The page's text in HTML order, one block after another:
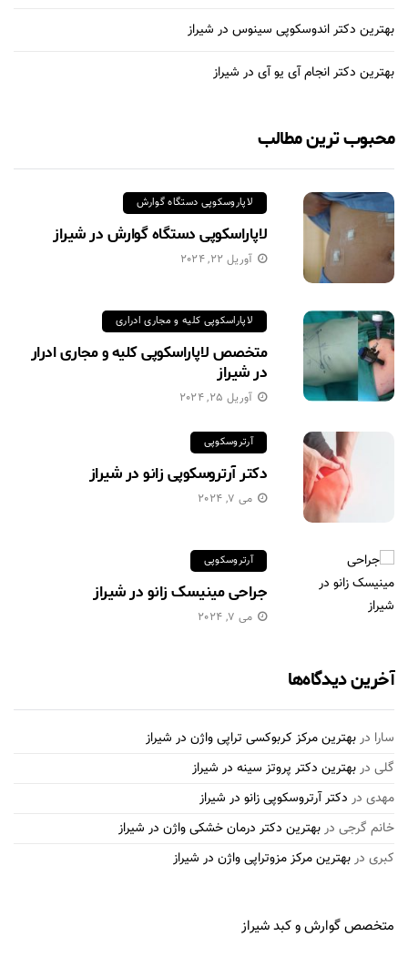
بهترین دکتر اندوسکوپی سینوس در شیراز
بهترین دکتر انجام آی یو آی در شیراز
محبوب ترین مطالب
لاپاروسکوپی دستگاه گوارش
لاپاراسکوپی دستگاه گوارش در شیراز
آوریل 22, 2024
لاپاراسکوپی کلیه و مجاری ادراری
متخصص لاپاراسکوپی کلیه و مجاری ادرار
در شیراز
آوریل 25, 2024
آرتروسکوپی
دکتر آرتروسکوپی زانو در شیراز
می 7, 2024
آرتروسکوپی
جراحی مینیسک زانو در شیراز
می 7, 2024
آخرین دیدگاه‌ها
سارا دربهترین مرکز کربوکسی تراپی واژن در شیراز
گلی دربهترین دکتر پروتز سینه در شیراز
مهدی در دکتر آرتروسکوپی زانو در شیراز
خانم گرجی دربهترین دکتر درمان خشکی واژن در شیراز
کبری دربهترین مرکز مزوتراپی واژن در شیراز
متخصص گوارش و کبد شیراز